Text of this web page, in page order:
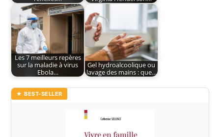
Les 7 meilleurs repères
sur la maladie à virus
Ebola…
Gel hydroalcoolique ou
lavage des mains : que…
★ BEST-SELLER